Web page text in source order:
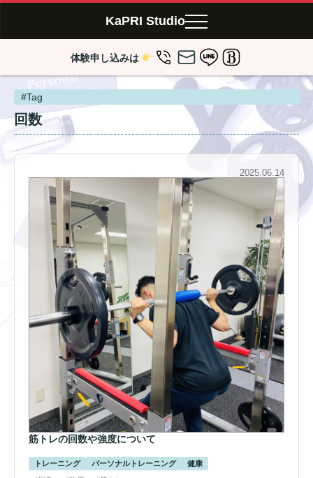
KaPRI Studio
体験申し込みは
#Tag
回数
2025.06.14
筋トレの回数や強度について
トレーニング パーソナルトレーニング
健康